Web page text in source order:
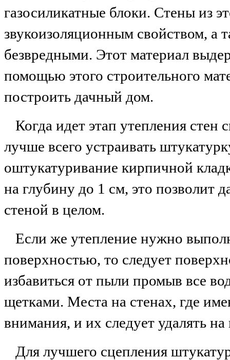
газосиликатные блоки. Стены из
звукоизоляционным свойством, а
безвредными. Этот материал
помощью этого строительного
построить дачный дом.
Когда идет этап утепления
лучше всего устраивать
оштукатуривание кирпичной
на глубину до 1 см, это позволит
стеной в целом.
Если же утепление нужно
поверхностью, то следует
избавиться от пыли промыв все
щетками. Места на стенах, где
внимания, и их следует удалять
Для лучшего сцепления